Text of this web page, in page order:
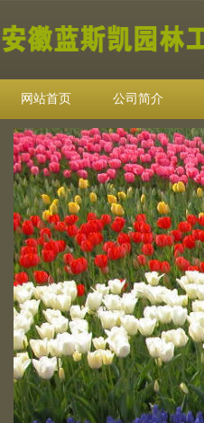
网站首页 公司简介